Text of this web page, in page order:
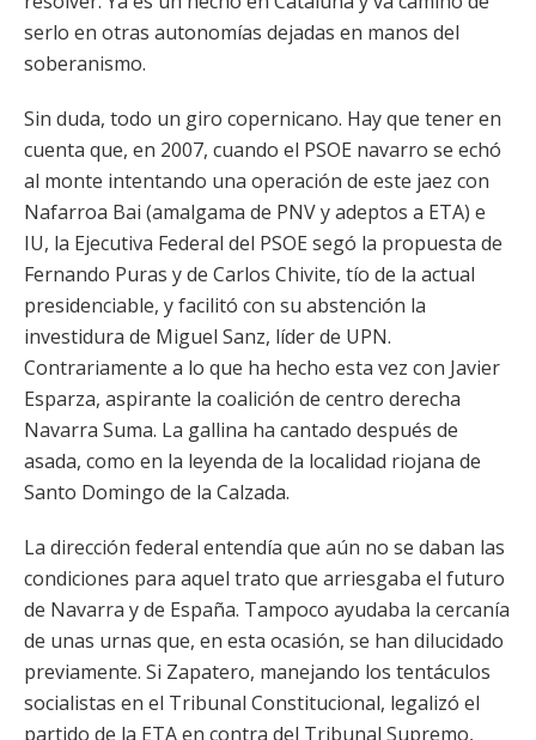
serlo en otras autonomías dejadas en manos del
soberanismo.
Sin duda, todo un giro copernicano. Hay que tener en
cuenta que, en 2007, cuando el PSOE navarro se echó
al monte intentando una operación de este jaez con
Nafarroa Bai (amalgama de PNV y adeptos a ETA) e
IU, la Ejecutiva Federal del PSOE segó la propuesta de
Fernando Puras y de Carlos Chivite, tío de la actual
presidenciable, y facilitó con su abstención la
investidura de Miguel Sanz, líder de UPN.
Contrariamente a lo que ha hecho esta vez con Javier
Esparza, aspirante la coalición de centro derecha
Navarra Suma. La gallina ha cantado después de
asada, como en la leyenda de la localidad riojana de
Santo Domingo de la Calzada.
La dirección federal entendía que aún no se daban las
condiciones para aquel trato que arriesgaba el futuro
de Navarra y de España. Tampoco ayudaba la cercanía
de unas urnas que, en esta ocasión, se han dilucidado
previamente. Si Zapatero, manejando los tentáculos
socialistas en el Tribunal Constitucional, legalizó el
partido de la ETA en contra del Tribunal Supremo,